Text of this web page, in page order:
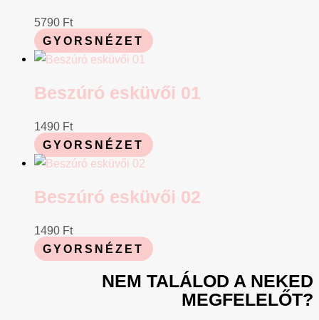
5790 Ft
GYORSNÉZET
Beszúró esküvői 01
1490 Ft
GYORSNÉZET
Beszúró esküvői 02
1490 Ft
GYORSNÉZET
NEM TALÁLOD A NEKED
MEGFELELŐT?